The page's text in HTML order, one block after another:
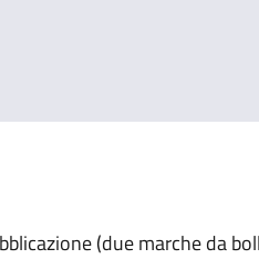
(due marche da